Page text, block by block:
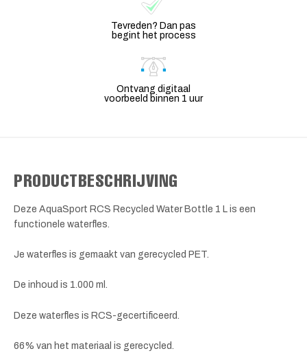
Tevreden? Dan pas
begint het process
Ontvang digitaal
voorbeeld binnen 1 uur
PRODUCTBESCHRIJVING
Deze AquaSport RCS Recycled Water Bottle 1 L is een
functionele waterfles.
Je waterfles is gemaakt van gerecycled PET.
De inhoud is 1.000 ml.
Deze waterfles is RCS-gecertificeerd.
66% van het materiaal is gerecycled.